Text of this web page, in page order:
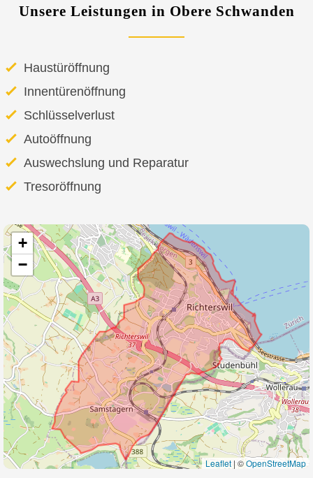
Unsere Leistungen in Obere Schwanden
Haustüröffnung
Innentürenöffnung
Schlüsselverlust
Autoöffnung
Auswechslung und Reparatur
Tresoröffnung
+
−
Leaflet | ©OpenStreetMap